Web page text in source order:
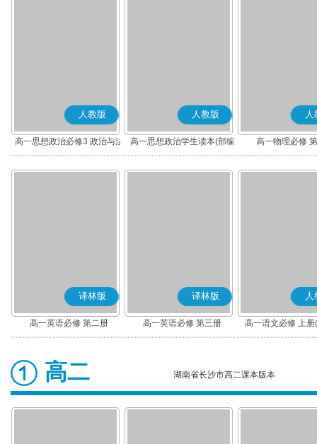
人教版
高一思想政治必修3 政治与法
治(部编版)
人教版
高一思想政治学生读本(部编
版)
人
高一物理必修
译林版
高一英语必修 第二册
译林版
高一英语必修 第三册
人
高一语文必修 上
高二 湖南省长沙市高二课本版本